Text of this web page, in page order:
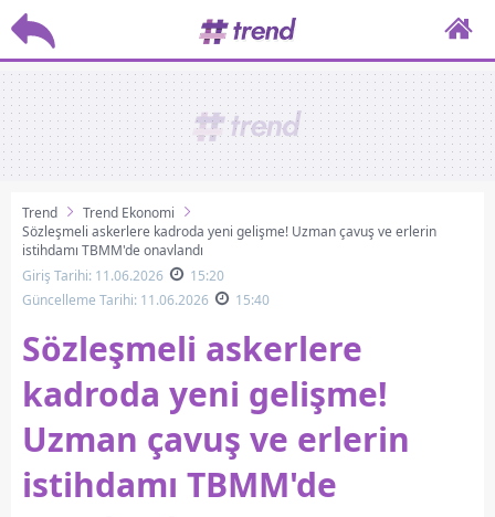
Trend
Trend Ekonomi
Sözleşmeli askerlere kadroda yeni gelişme! Uzman çavuş ve erlerin
istihdamı TBMM'de onaylandı
Giriş Tarihi: 11.06.2026
15:20
Güncelleme Tarihi: 11.06.2026
15:40
Sözleşmeli askerlere
kadroda yeni gelişme!
Uzman çavuş ve erlerin
istihdamı TBMM'de